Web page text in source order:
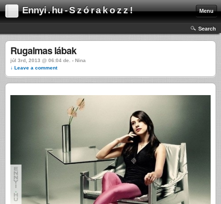
Ennyi . hu - S z ó r a k o z z ! Menu
Search
Rugalmas lábak
júl 3rd, 2013 @ 06:04 de. › Nina
↓ Leave a comment